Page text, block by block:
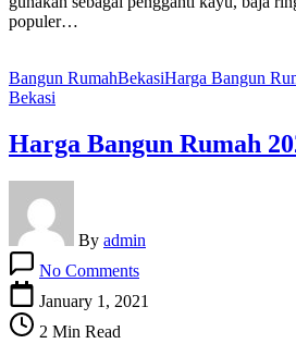
populer…
Bangun RumahBekasiHarga Bangun
Bekasi
Harga Bangun Rumah
By admin
No CommentsHarga
Bangun
January 1, 2021
2 Min Read